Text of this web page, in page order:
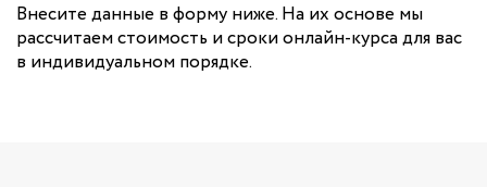
Внесите данные в форму ниже. На их основе мы
рассчитаем стоимость и сроки онлайн-курса для вас
в индивидуальном порядке.